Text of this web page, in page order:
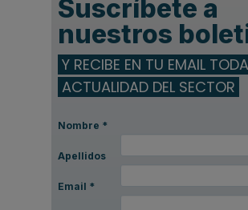
Suscríbete a
nuestros
Y RECIBE EN TU EMAIL
ACTUALIDAD DEL SECTOR
Nombre *
Apellidos
Email *